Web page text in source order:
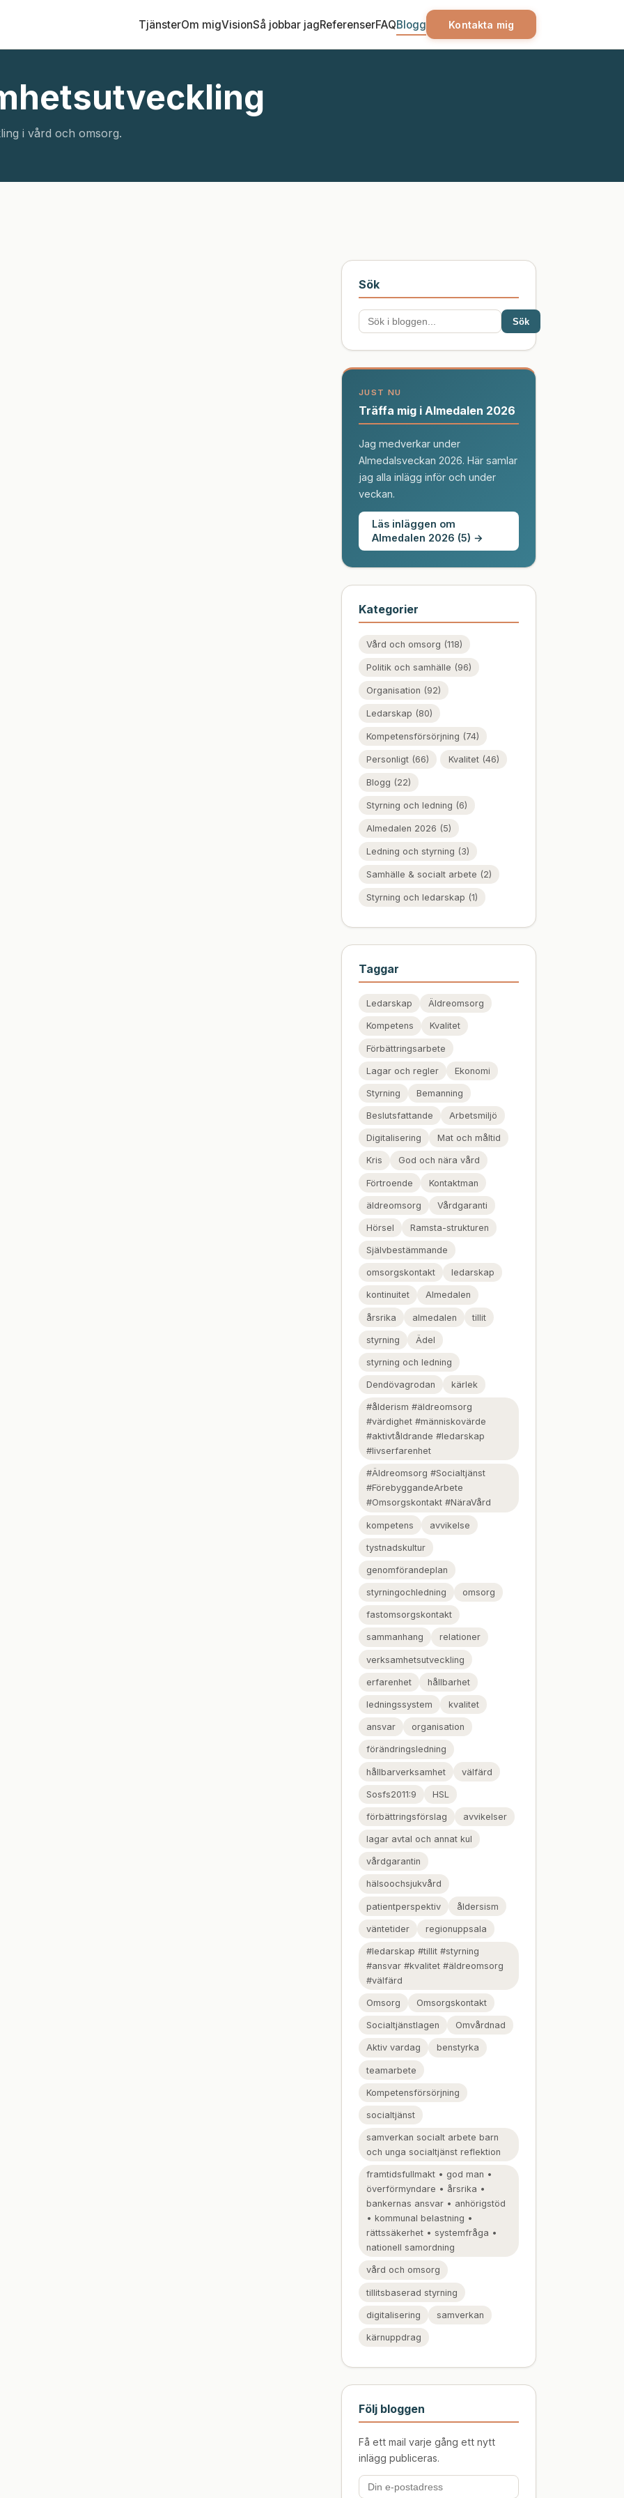
TjänsterOm migVisionSå jobbar jagReferenserFAQBlogg Kontakta mig
i vård och omsorg.
Sök
Sök
JUST NU
Träffa mig i Almedalen 2026
Jag medverkar under
Almedalsveckan 2026. Här samlar
jag alla inlägg inför och under
veckan.
Läs inläggen om
Almedalen 2026 (5) →
Kategorier
Vård och omsorg (118)
Politik och samhälle (96)
Organisation (92)
Ledarskap (80)
Kompetensförsörjning (74)
Personligt (66) Kvalitet (46)
Blogg (22)
Styrning och ledning (6)
Almedalen 2026 (5)
Ledning och styrning (3)
Samhälle & socialt arbete (2)
Styrning och ledarskap (1)
Taggar
Ledarskap Äldreomsorg
Kompetens Kvalitet
Förbättringsarbete
Lagar och regler Ekonomi
Styrning Bemanning
Beslutsfattande Arbetsmiljö
Digitalisering Mat och måltid
Kris God och nära vård
Förtroende Kontaktman
äldreomsorg Vårdgaranti
Hörsel Ramsta-strukturen
Självbestämmande
omsorgskontakt ledarskap
kontinuitet Almedalen
årsrika almedalen tillit
styrning Ädel
styrning och ledning
Dendövagrodan kärlek
#ålderism #äldreomsorg
#värdighet #människovärde
#aktivtåldrande #ledarskap
#livserfarenhet
#Äldreomsorg #Socialtjänst
#FörebyggandeArbete
#Omsorgskontakt #NäraVård
kompetens avvikelse
tystnadskultur
genomförandeplan
styrningochledning omsorg
fastomsorgskontakt
sammanhang relationer
verksamhetsutveckling
erfarenhet hållbarhet
ledningssystem kvalitet
ansvar organisation
förändringsledning
hållbarverksamhet välfärd
Sosfs2011:9 HSL
förbättringsförslag avvikelser
lagar avtal och annat kul
vårdgarantin
hälsoochsjukvård
patientperspektiv åldersism
väntetider regionuppsala
#ledarskap #tillit #styrning
#ansvar #kvalitet #äldreomsorg
#välfärd
Omsorg Omsorgskontakt
Socialtjänstlagen Omvårdnad
Aktiv vardag benstyrka
teamarbete
Kompetensförsörjning
socialtjänst
samverkan socialt arbete barn
och unga socialtjänst reflektion
framtidsfullmakt • god man •
överförmyndare • årsrika •
bankernas ansvar • anhörigstöd
• kommunal belastning •
rättssäkerhet • systemfråga •
nationell samordning
vård och omsorg
tillitsbaserad styrning
digitalisering samverkan
kärnuppdrag
Följ bloggen
Få ett mail varje gång ett nytt
inlägg publiceras.